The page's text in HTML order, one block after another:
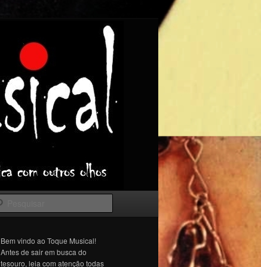
Bem vindo ao Toque Musical!
Antes de sair em busca do
tesouro, leia com atenção todas